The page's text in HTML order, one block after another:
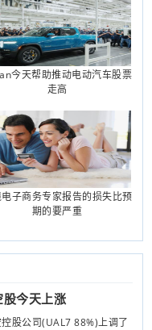
今天帮助推动电动汽车股票
走高
子商务专家报告的损失比预
期的要严重
股今天上涨
股公司(UAL7 88%)上调了